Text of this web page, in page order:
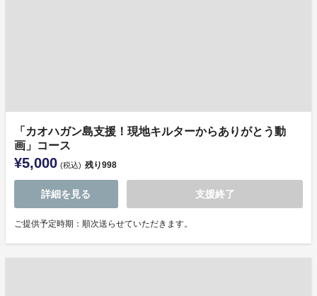
「カオハガン島⽀援！現地キルターからありがとう動
画」コース
¥5,000 (税込) 残り998
詳細を見る 支援終了
ご提供予定時期：順次送らせていただきます。